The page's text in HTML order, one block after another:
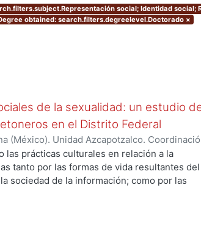
social; Identidad social;
obtained: search.filters.degreelevel.Doctorado ×
de la sexualidad: un estudio
en el Distrito Federal
(México). Unidad Azcapotzalco.
)MARTINEZ NORIEGA, DULCE ASELA
las prácticas culturales en relación a la
tanto por las formas de vida resultantes del
sociedad de la información; como por las